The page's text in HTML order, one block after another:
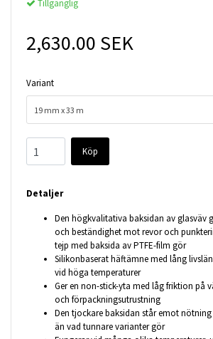
Tillgänglig
2,630.00 SEK
Variant
19 mm x 33 m
Köp
Detaljer
Den högkvalitativa baksidan av glasväv
och beständighet mot revor och
tejp med baksida av PTFE-film gör
Silikonbaserat häftämne med lång
vid höga temperaturer
Ger en non-stick-yta med låg friktion på
och förpackningsutrustning
Den tjockare baksidan står emot
än vad tunnare varianter gör